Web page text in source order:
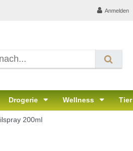
Anmelden
Drogerie Wellness Tier
200ml